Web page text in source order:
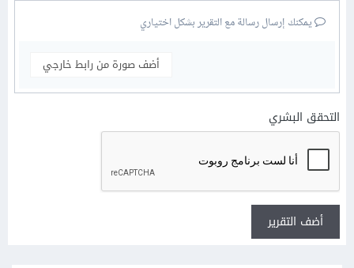
يمكنك إرسال رسالة مع التقرير بشكل اختياري
أضف صورة من رابط خارجي
التحقق البشري
أضف التقرير